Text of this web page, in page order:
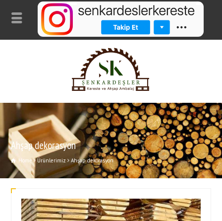
Ahşap dekorasyon
Home Ürünlerimiz Ahşap dekorasyon